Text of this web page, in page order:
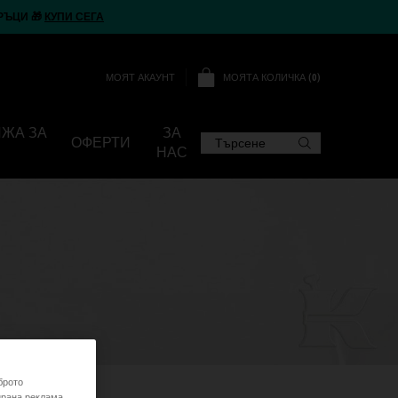
🎁 КУПИ СЕГА
МОЯТ АКАУНТ МОЯТА КОЛИЧКА 0
0 ПРОДУКТ
ЗА
ОФЕРТИ
ЗА
НАС
Търсене